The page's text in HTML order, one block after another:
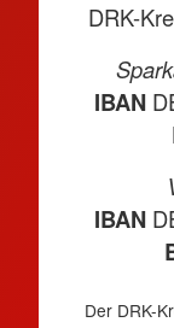
DRK-
IBAN
IBAN
Der DRK-